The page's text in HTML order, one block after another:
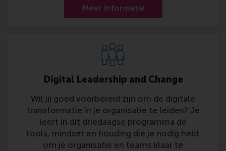
Meer informatie
Digital Leadership and Change
Wil jij goed voorbereid zijn om de digitale
transformatie in je organisatie te leiden? Je
leert in dit driedaagse programma de
tools, mindset en houding die je nodig hebt
om je organisatie en teams klaar te